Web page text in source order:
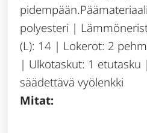
polyesteri |
(L): 14 | Lokerot: 2
| Ulkotaskut: 1 etutasku
säädettävä vyölenkki
Mitat: